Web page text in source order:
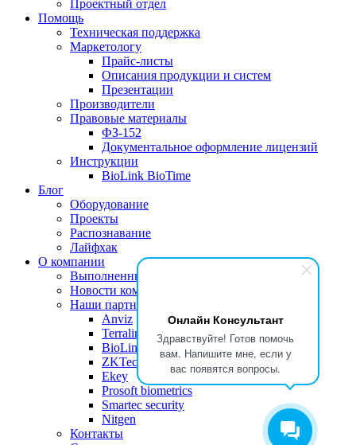
Онлайн Консультант
Здравствуйте! Готов помочь
вам. Напишите мне, если у
вас появятся вопросы.
Проектный отдел
Помощь
Техническая поддержка
Маркетологу
Прайс-листы
Описания продукции и систем
Презентации
Производители
Правовые материалы
ФЗ-152
Документальное оформление лицензий
Инструкции
BioLink BioTime
Блог
Оборудование
Проекты
Распознавание
Лайфхак
О компании
Выполненные проекты
Новости компании
Наши партнеры
Anviz
Terralink
BioLink Solutions
ZKTeco
Ekey
Prosoft biometrics
Smartec security
Nitgen
Контакты